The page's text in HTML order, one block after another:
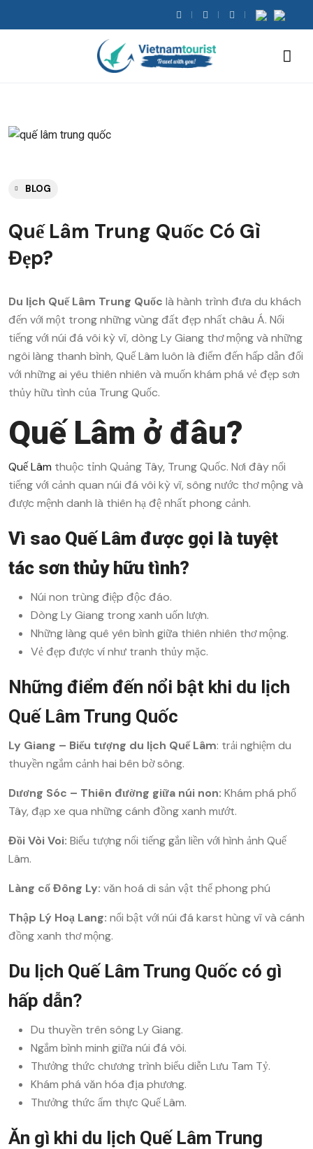
BLOG
Quế Lâm Trung Quốc Có Gì
Đẹp?
Du lịch Quế Lâm Trung Quốc là hành trình đưa du khách
đến với một trong những vùng đất đẹp nhất châu Á. Nổi
tiếng với núi đá vôi kỳ vĩ, dòng Ly Giang thơ mộng và những
ngôi làng thanh bình, Quế Lâm luôn là điểm đến hấp dẫn đối
với những ai yêu thiên nhiên và muốn khám phá vẻ đẹp sơn
thủy hữu tình của Trung Quốc.
Quế Lâm ở đâu?
Quế Lâm thuộc tỉnh Quảng Tây, Trung Quốc. Nơi đây nổi
tiếng với cảnh quan núi đá vôi kỳ vĩ, sông nước thơ mộng và
được mệnh danh là thiên hạ đệ nhất phong cảnh.
Vì sao Quế Lâm được gọi là tuyệt
tác sơn thủy hữu tình?
Núi non trùng điệp độc đáo.
Dòng Ly Giang trong xanh uốn lượn.
Những làng quê yên bình giữa thiên nhiên thơ mộng.
Vẻ đẹp được ví như tranh thủy mặc.
Những điểm đến nổi bật khi du lịch
Quế Lâm Trung Quốc
Ly Giang – Biểu tượng du lịch Quế Lâm: trải nghiệm du
thuyền ngắm cảnh hai bên bờ sông.
Dương Sóc – Thiên đường giữa núi non: Khám phá phố
Tây, đạp xe qua những cánh đồng xanh mướt.
Đồi Vòi Voi: Biểu tượng nổi tiếng gắn liền với hình ảnh Quế
Lâm.
Làng cổ Đông Ly: văn hoá di sản vật thể phong phú
Thập Lý Hoạ Lang: nổi bật với núi đá karst hùng vĩ và cánh
đồng xanh thơ mộng.
Du lịch Quế Lâm Trung Quốc có gì
hấp dẫn?
Du thuyền trên sông Ly Giang.
Ngắm bình minh giữa núi đá vôi.
Thưởng thức chương trình biểu diễn Lưu Tam Tỷ.
Khám phá văn hóa địa phương.
Thưởng thức ẩm thực Quế Lâm.
Ăn gì khi du lịch Quế Lâm Trung